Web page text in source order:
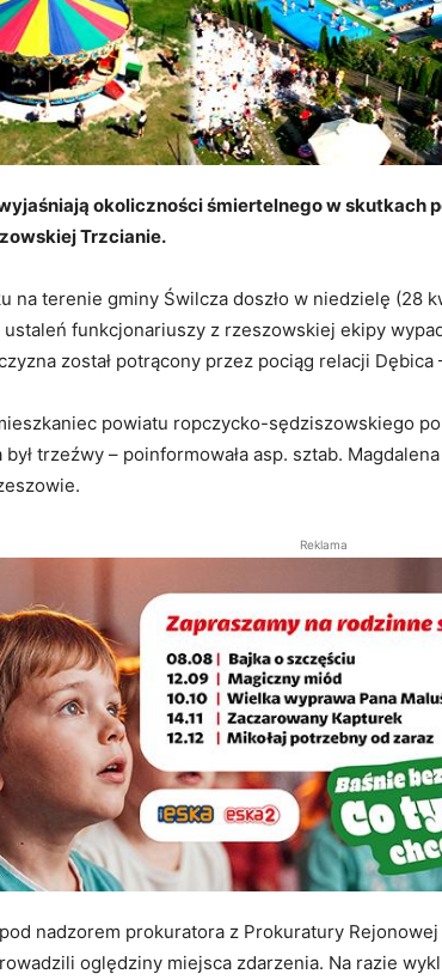
okoliczności śmiertelnego w skutkach
Trzcianie.
na terenie gminy Świlcza doszło w niedzielę (28
funkcjonariuszy z rzeszowskiej ekipy
został potrącony przez pociąg relacji Dębica
powiatu ropczycko-sędziszowskiego
był trzeźwy – poinformowała asp. sztab.
Reklama
nadzorem prokuratora z Prokuratury
oględziny miejsca zdarzenia. Na razie